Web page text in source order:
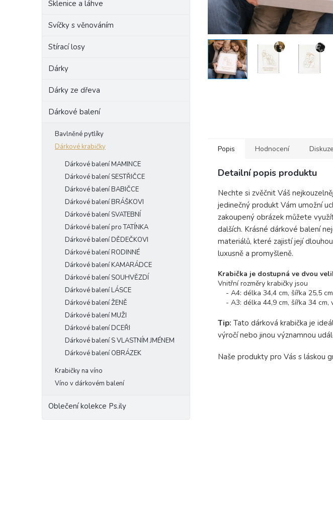
Sklenice a láhve
Svíčky s věnováním
Stírací losy
Dárky
Dárky ze dřeva
Dárkové balení
Bavlněné pytlíky
Dárkové krabičky
Dárkové balení MAMINCE
Dárkové balení SESTŘIČCE
Dárkové balení BABIČCE
Dárkové balení BRÁŠKOVI
Dárkové balení SVATEBNÍ
Dárkové balení pro TATÍNKA
Dárkové balení DĚDEČKOVI
Dárkové balení RODINNÉ
Dárkové balení KAMARÁDCE
Dárkové balení SOUHVĚZDÍ
Dárkové balení LÁSCE
Dárkové balení ŽENĚ
Dárkové balení MUŽI
Dárkové balení DCEŘI
Dárkové balení S VLASTNÍM JMÉNEM
Dárkové balení OBRÁZEK
Krabičky na víno
Víno v dárkovém balení
Oblečení kolekce Ps.ily
Popis Hodnocení Diskuze
Detailní popis produktu
Nechte si zvěčnit Váš
jedinečný produkt Vám umožní
zakoupený obrázek můžete
dalších. Krásné dárkové balení
materiálů, které zajistí její
luxusně a promyšleně.
Krabička je dostupná ve dvou
Vnitřní rozměry krabičky jsou
- A4: délka 34,4 cm, šířka 25,5
- A3: délka 44,9 cm, šířka 34 cm,
Tip: Tato dárková krabička je
výročí nebo jinou významnou
Naše produkty pro Vás s láskou